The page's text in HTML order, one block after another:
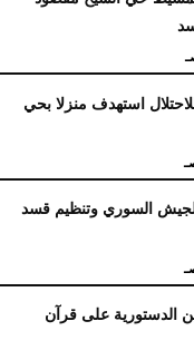
استهدف منزلا بحي
الجيش السوري وتنظيم قسد
الدستورية على قرآن